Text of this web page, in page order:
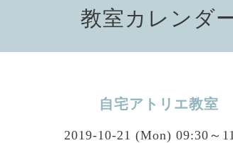
教室カレンダ
自宅アトリエ教室
2019-10-21 (Mon) 09:30～